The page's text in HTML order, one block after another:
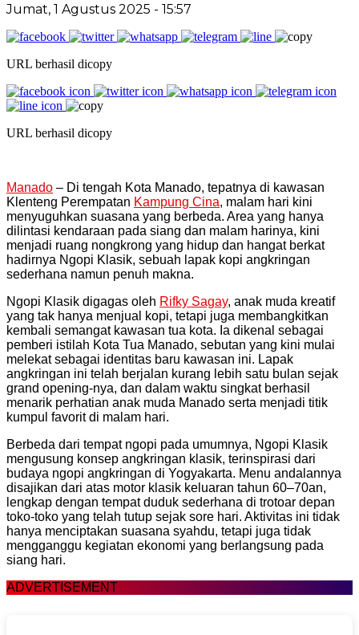
Jumat, 1 Agustus 2025 - 15:57
URL berhasil dicopy
URL berhasil dicopy
Manado – Di tengah Kota Manado, tepatnya di kawasan
Klenteng Perempatan Kampung Cina, malam hari kini
menyuguhkan suasana yang berbeda. Area yang hanya
dilintasi kendaraan pada siang dan malam harinya, kini
menjadi ruang nongkrong yang hidup dan hangat berkat
hadirnya Ngopi Klasik, sebuah lapak kopi angkringan
sederhana namun penuh makna.
Ngopi Klasik digagas oleh Rifky Sagay, anak muda kreatif
yang tak hanya menjual kopi, tetapi juga membangkitkan
kembali semangat kawasan tua kota. Ia dikenal sebagai
pemberi istilah Kota Tua Manado, sebutan yang kini mulai
melekat sebagai identitas baru kawasan ini. Lapak
angkringan ini telah berjalan kurang lebih satu bulan sejak
grand opening-nya, dan dalam waktu singkat berhasil
menarik perhatian anak muda Manado serta menjadi titik
kumpul favorit di malam hari.
Berbeda dari tempat ngopi pada umumnya, Ngopi Klasik
mengusung konsep angkringan klasik, terinspirasi dari
budaya ngopi angkringan di Yogyakarta. Menu andalannya
disajikan dari atas motor klasik keluaran tahun 60–70an,
lengkap dengan tempat duduk sederhana di trotoar depan
toko-toko yang telah tutup sejak sore hari. Aktivitas ini tidak
hanya menciptakan suasana syahdu, tetapi juga tidak
mengganggu kegiatan ekonomi yang berlangsung pada
siang hari.
ADVERTISEMENT